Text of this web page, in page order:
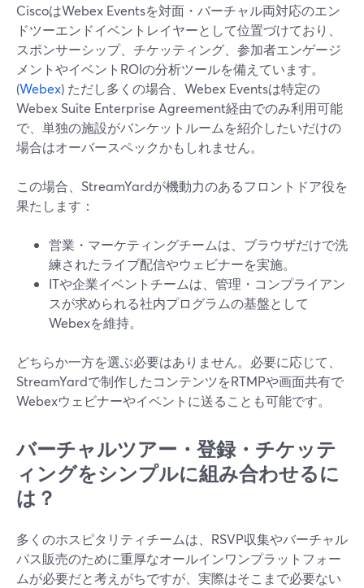
CiscoはWebex Eventsを対面・バーチャル両対応のエン
ドツーエンドイベントレイヤーとして位置づけており、
スポンサーシップ、チケッティング、参加者エンゲージ
メントやイベントROIの分析ツールを備えています。
(Webex) ただし多くの場合、Webex Eventsは特定の
Webex Suite Enterprise Agreement経由でのみ利用可能
で、単独の施設がバンケットルームを紹介したいだけの
場合はオーバースペックかもしれません。
この場合、StreamYardが機動力のあるフロントドア役を
果たします：
営業・マーケティングチームは、ブラウザだけで洗
練されたライブ配信やウェビナーを実施。
ITや企業イベントチームは、管理・コンプライアン
スが求められる社内プログラムの基盤として
Webexを維持。
どちらか一方を選ぶ必要はありません。必要に応じて、
StreamYardで制作したコンテンツをRTMPや画面共有で
Webexウェビナーやイベントに送ることも可能です。
バーチャルツアー・登録・チケッテ
ィングをシンプルに組み合わせるに
は？
多くのホスピタリティチームは、RSVP収集やバーチャル
パス販売のために重厚なオールインワンプラットフォー
ムが必要だと考えがちですが、実際はそこまで必要ない